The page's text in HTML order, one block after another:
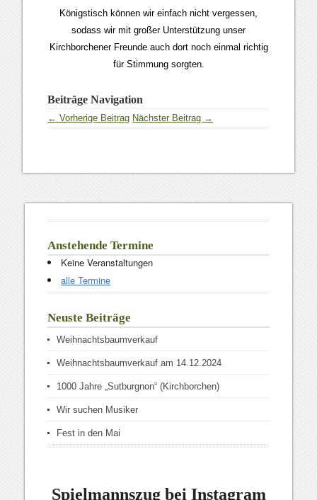
Königstisch können wir einfach nicht vergessen,
sodass wir mit großer Unterstützung unser
Kirchborchener Freunde auch dort noch einmal richtig
für Stimmung sorgten.
Beiträge Navigation
← Vorherige Beitrag Nächster Beitrag →
Anstehende Termine
Keine Veranstaltungen
alle Termine
Neuste Beiträge
Weihnachtsbaumverkauf
Weihnachtsbaumverkauf am 14.12.2024
1000 Jahre „Sutburgnon“ (Kirchborchen)
Wir suchen Musiker
Fest in den Mai
Spielmannszug bei Instagram